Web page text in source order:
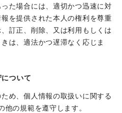
た場合には、適切かつ迅速に対
を提供された本人の権利を尊重
訂正、削除、又は利用もしくは
は、適法かつ遅滞なく応じま
ついて
め、個人情報の取扱いに関する
他の規範を遵守します。